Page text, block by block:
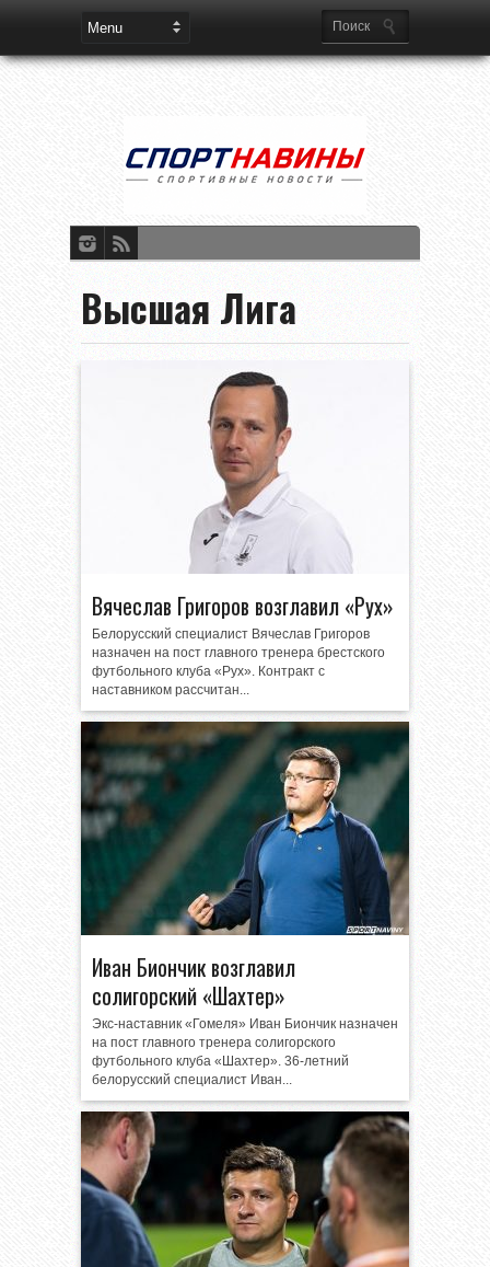
Высшая Лига
Вячеслав Григоров возглавил «Рух»
Белорусский специалист Вячеслав Григоров
назначен на пост главного тренера брестского
футбольного клуба «Рух». Контракт с
наставником рассчитан...
Иван Биончик возглавил
солигорский «Шахтер»
Экс-наставник «Гомеля» Иван Биончик назначен
на пост главного тренера солигорского
футбольного клуба «Шахтер». 36-летний
белорусский специалист Иван...